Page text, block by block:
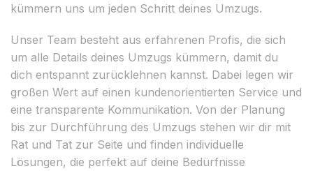
kümmern uns um jeden Schritt deines Umzugs.
Unser Team besteht aus erfahrenen Profis, die sich
um alle Details deines Umzugs kümmern, damit du
dich entspannt zurücklehnen kannst. Dabei legen wir
großen Wert auf einen kundenorientierten Service und
eine transparente Kommunikation. Von der Planung
bis zur Durchführung des Umzugs stehen wir dir mit
Rat und Tat zur Seite und finden individuelle
Lösungen, die perfekt auf deine Bedürfnisse